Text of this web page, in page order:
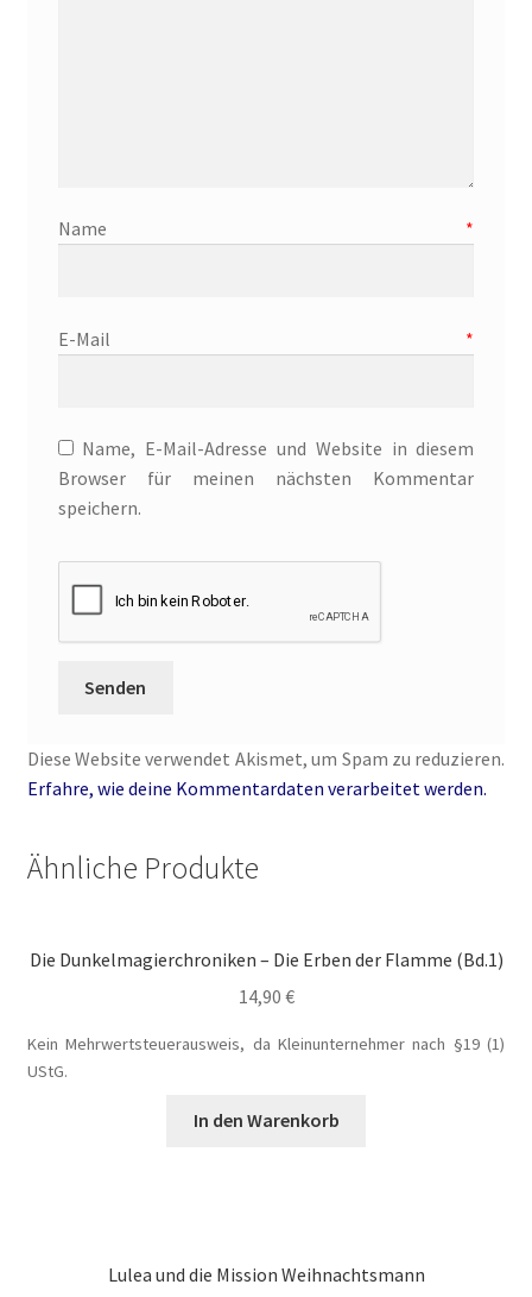
Name *
E-Mail *
Name, E-Mail-Adresse und Website in diesem
Browser für meinen nächsten Kommentar
speichern.
Diese Website verwendet Akismet, um Spam zu reduzieren.
Erfahre, wie deine Kommentardaten verarbeitet werden.
Ähnliche Produkte
Die Dunkelmagierchroniken – Die Erben der Flamme (Bd.1)
14,90 €
Kein Mehrwertsteuerausweis, da Kleinunternehmer nach §19 (1)
UStG.
In den Warenkorb
Lulea und die Mission Weihnachtsmann